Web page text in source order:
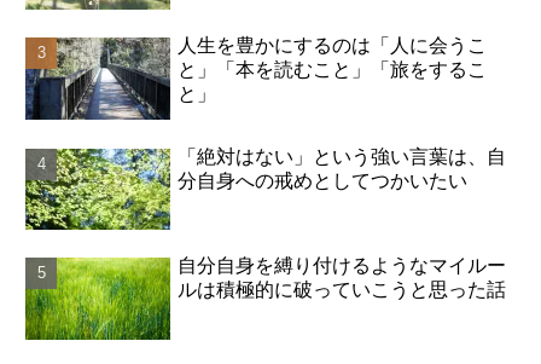
人生を豊かにするのは「人に会うこ
と」「本を読むこと」「旅をするこ
と」
「絶対はない」という強い言葉は、自
分自身への戒めとしてつかいたい
自分自身を縛り付けるようなマイルー
ルは積極的に破っていこうと思った話